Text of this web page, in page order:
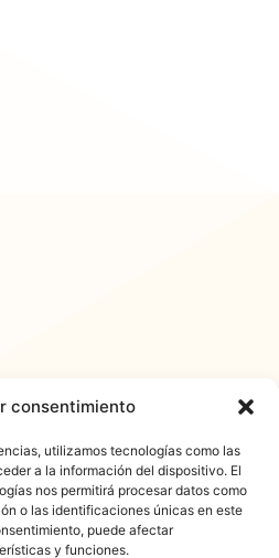
consentimiento
utilizamos tecnologías como las
a la información del dispositivo. El
nos permitirá procesar datos como
o las identificaciones únicas en este
puede afectar
y funciones.